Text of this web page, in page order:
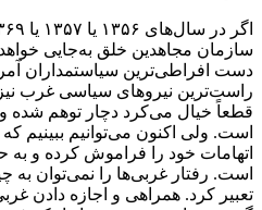
1 هفته پیش
مراسم تشییع شهید
برگزار می‌شود
1 هفته پیش
کشف ۱۵۲ دستگاه ماینر غیرمجاز در لرستان